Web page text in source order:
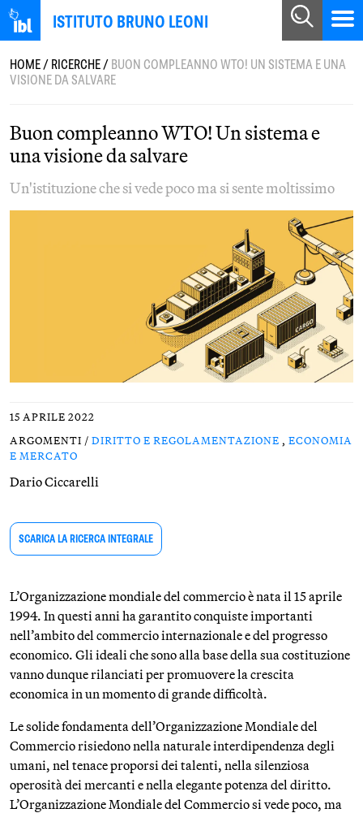
ISTITUTO BRUNO LEONI
HOME/RICERCHE/BUON COMPLEANNO WTO! UN SISTEMA E UNA
VISIONE DA SALVARE
Buon compleanno WTO! Un sistema e
una visione da salvare
Un'istituzione che si vede poco ma si sente moltissimo
15 APRILE 2022
ARGOMENTI / DIRITTO E REGOLAMENTAZIONE , ECONOMIA
E MERCATO
Dario Ciccarelli
SCARICA LA RICERCA INTEGRALE
L’Organizzazione mondiale del commercio è nata il 15 aprile
1994. In questi anni ha garantito conquiste importanti
nell’ambito del commercio internazionale e del progresso
economico. Gli ideali che sono alla base della sua costituzione
vanno dunque rilanciati per promuovere la crescita
economica in un momento di grande difficoltà.
Le solide fondamenta dell’Organizzazione Mondiale del
Commercio risiedono nella naturale interdipendenza degli
umani, nel tenace proporsi dei talenti, nella silenziosa
operosità dei mercanti e nella elegante potenza del diritto.
L’Organizzazione Mondiale del Commercio si vede poco, ma